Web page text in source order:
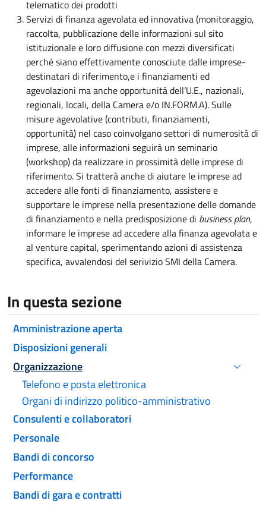
telematico dei prodotti
Servizi di finanza agevolata ed innovativa (monitoraggio,
raccolta, pubblicazione delle informazioni sul sito
istituzionale e loro diffusione con mezzi diversificati
perché siano effettivamente conosciute dalle imprese-
destinatari di riferimento,e i finanziamenti ed
agevolazioni ma anche opportunità dell’U.E., nazionali,
regionali, locali, della Camera e/o IN.FORM.A). Sulle
misure agevolative (contributi, finanziamenti,
opportunità) nel caso coinvolgano settori di numerosità di
imprese, alle informazioni seguirà un seminario
(workshop) da realizzare in prossimità delle imprese di
riferimento. Si tratterà anche di aiutare le imprese ad
accedere alle fonti di finanziamento, assistere e
supportare le imprese nella presentazione delle domande
di finanziamento e nella predisposizione di business plan,
informare le imprese ad accedere alla finanza agevolata e
al venture capital, sperimentando azioni di assistenza
specifica, avvalendosi del serivizio SMI della Camera.
In questa sezione
Amministrazione aperta
Disposizioni generali
Organizzazione
Attivo
Telefono e posta elettronica
Organi di indirizzo politico-amministrativo
Consulenti e collaboratori
Personale
Bandi di concorso
Performance
Bandi di gara e contratti